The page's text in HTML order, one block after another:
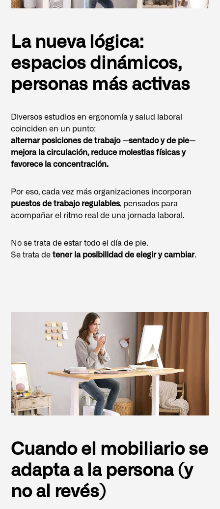
La nueva lógica:
espacios dinámicos,
personas más activas
Diversos estudios en ergonomía y salud laboral
coinciden en un punto:
alternar posiciones de trabajo —sentado y de pie—
mejora la circulación, reduce molestias físicas y
favorece la concentración.
Por eso, cada vez más organizaciones incorporan
puestos de trabajo regulables, pensados para
acompañar el ritmo real de una jornada laboral.
No se trata de estar todo el día de pie.
Se trata detener la posibilidad de elegir y cambiar.
Cuando el mobiliario se
adapta a la persona (y
no al revés)